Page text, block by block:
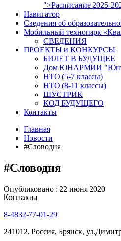
">Расписание 2025-
Навигатор
Сведения об
Мобильный технопарк
СВЕДЕНИЯ
ПРОЕКТЫ и КОНКУРСЫ
БИЛЕТ В БУДУЩЕЕ
Дом ЮНАРМИИ
НТО (5-7 классы)
НТО (8-11 классы)
ШУСТРИК
КОД БУДУЩЕГО
Контакты
Главная
Новости
#Словодня
#Словодня
Опубликовано : 22 июня 2020
Контакты
8-4832-77-01-29
241012, Россия, Брянск,